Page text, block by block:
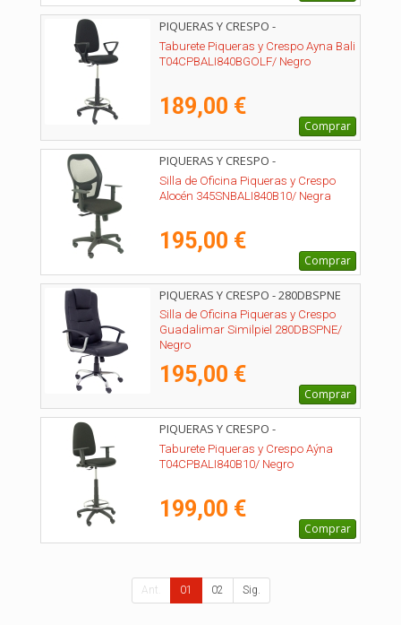
PIQUERAS Y CRESPO -
T04CPBALI840BGOLF
Taburete Piqueras y Crespo Ayna Bali
T04CPBALI840BGOLF/ Negro
189,00 €
Comprar
PIQUERAS Y CRESPO -
345SNBALI840B10
Silla de Oficina Piqueras y Crespo
Alocén 345SNBALI840B10/ Negra
195,00 €
Comprar
PIQUERAS Y CRESPO - 280DBSPNE
Silla de Oficina Piqueras y Crespo
Guadalimar Similpiel 280DBSPNE/
Negro
195,00 €
Comprar
PIQUERAS Y CRESPO -
T04CPBALI840B10
Taburete Piqueras y Crespo Aýna
T04CPBALI840B10/ Negro
199,00 €
Comprar
Ant. 01 02 Sig.